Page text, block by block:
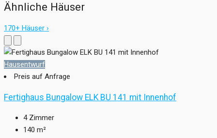
Ähnliche Häuser
170+ Häuser ›
Hausentwurf
Preis auf Anfrage
Fertighaus Bungalow ELK BU 141 mit Innenhof
4 Zimmer
140 m²